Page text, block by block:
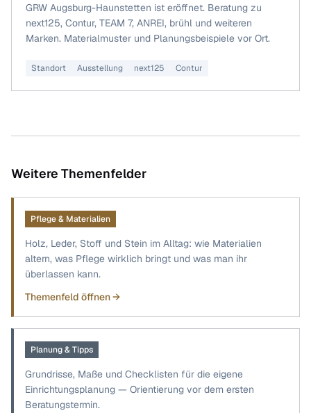
GRW Augsburg-Haunstetten ist eröffnet. Beratung zu
next125, Contur, TEAM 7, ANREI, brühl und weiteren
Marken. Materialmuster und Planungsbeispiele vor Ort.
Standort Ausstellung next125 Contur
Weitere Themenfelder
Pflege & Materialien
Holz, Leder, Stoff und Stein im Alltag: wie Materialien
altern, was Pflege wirklich bringt und was man ihr
überlassen kann.
Themenfeld öffnen →
Planung & Tipps
Grundrisse, Maße und Checklisten für die eigene
Einrichtungsplanung — Orientierung vor dem ersten
Beratungstermin.